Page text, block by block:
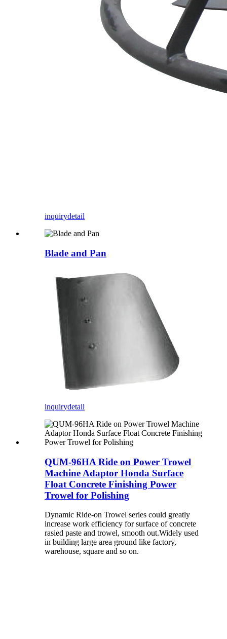
inquirydetail
Blade and Pan
inquirydetail
QUM-96HA Ride on Power Trowel
Machine Adaptor Honda Surface
Float Concrete Finishing Power
Trowel for Polishing
Dynamic Ride-on Trowel series could greatly
increase work efficiency for surface of concrete
rasied paste and trowel, smooth out.Widely used
in building large area ground like factory,
warehouse, square and so on.